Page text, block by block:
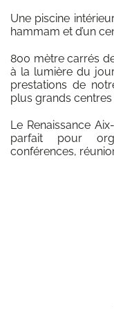
Une piscine
hammam et d’un
800 mètre carrés
à la lumière du
prestations de
plus grands centres
Le Renaissance
parfait pour
conférences,